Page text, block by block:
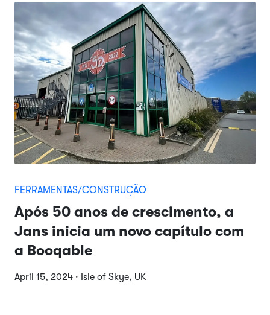
FERRAMENTAS/CONSTRUÇÃO
Após 50 anos de crescimento, a
Jans inicia um novo capítulo com
a Booqable
April 15, 2024 · Isle of Skye, UK